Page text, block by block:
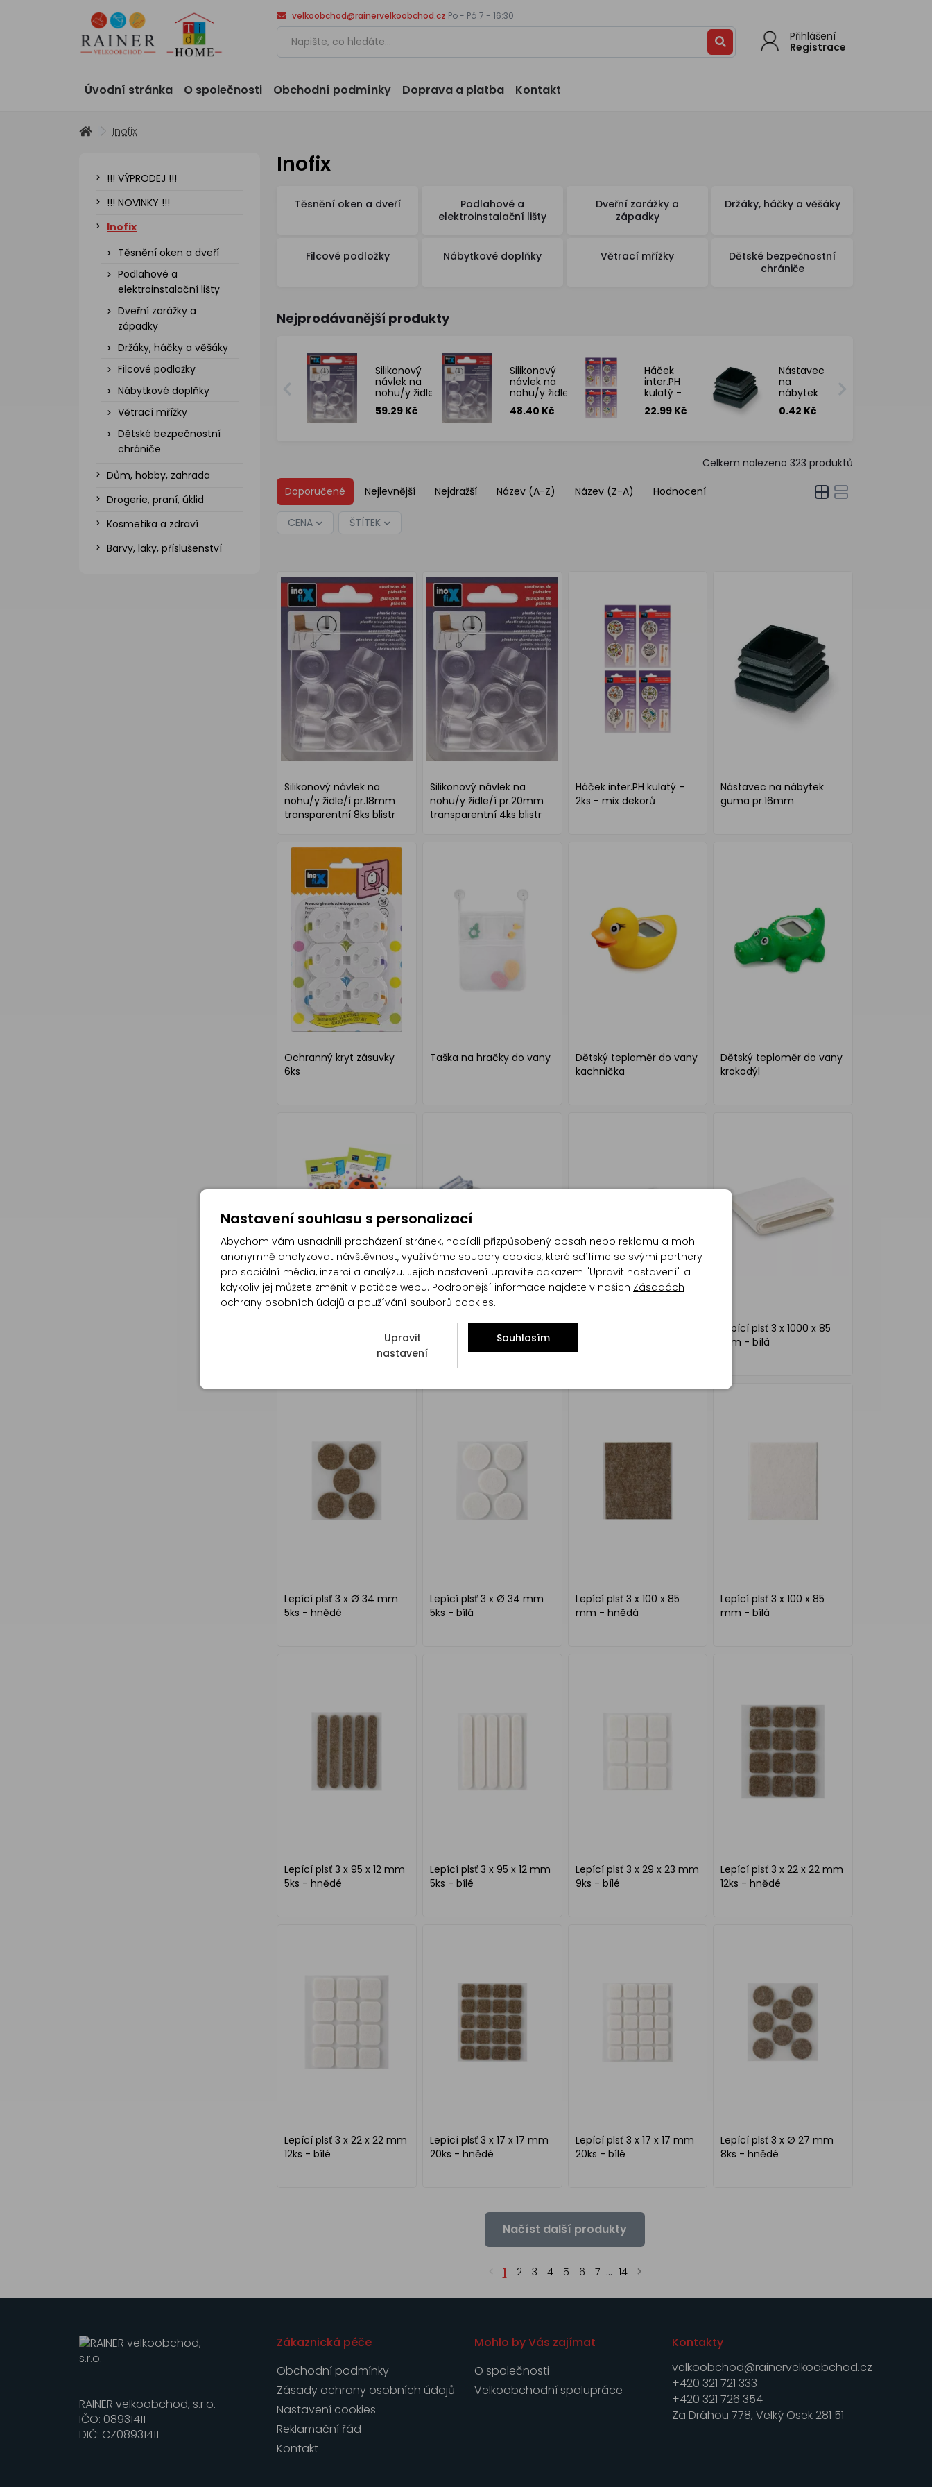
velkoobchod@rainervelkoobchod.cz Po - Pá 7 - 16:30
Přihlášení
Registrace
Úvodní stránka O společnosti Obchodní podmínky Doprava a platba Kontakt
Inofix
!!! VÝPRODEJ !!!
!!! NOVINKY !!!
Inofix
Těsnění oken a dveří
Podlahové a
elektroinstalační lišty
Dveřní zarážky a
západky
Držáky, háčky a věšáky
Filcové podložky
Nábytkové doplňky
Větrací mřížky
Dětské bezpečnostní
chrániče
Dům, hobby, zahrada
Drogerie, praní, úklid
Kosmetika a zdraví
Barvy, laky, příslušenství
Inofix
Těsnění oken a dveří
Podlahové a
elektroinstalační lišty
Dveřní zarážky a
západky
Držáky, háčky a věšáky
Filcové podložky Nábytkové doplňky Větrací mřížky
Dětské bezpečnostní
chrániče
Nejprodávanější produkty
Silikonový
návlek na
nohu/y židle/í
pr.18mm
transparentní
59.29 Kč
Silikonový
návlek na
nohu/y židle/í
pr.20mm
transparentní
48.40 Kč
Háček
inter.PH
kulatý -
2ks - mix
dekorů
22.99 Kč
Nástavec
na
nábytek
guma
pr.16mm
0.42 Kč
Celkem nalezeno 323 produktů
Doporučené Nejlevnější Nejdražší Název (A-Z) Název (Z-A) Hodnocení
CENA ŠTÍTEK
Silikonový návlek na
nohu/y židle/í pr.18mm
transparentní 8ks blistr
Silikonový návlek na
nohu/y židle/í pr.20mm
transparentní 4ks blistr
Háček inter.PH kulatý -
2ks - mix dekorů
Nástavec na nábytek
guma pr.16mm
Ochranný kryt zásuvky
6ks
Taška na hračky do vany
Dětský teploměr do vany
kachnička
Dětský teploměr do vany
krokodýl
Lepící plsť 3 x 1000 x 85
mm - bílá
Lepící plsť 3 x Ø 34 mm
5ks - hnědé
Lepící plsť 3 x Ø 34 mm
5ks - bílá
Lepící plsť 3 x 100 x 85
mm - hnědá
Lepící plsť 3 x 100 x 85
mm - bílá
Lepící plsť 3 x 95 x 12 mm
5ks - hnědé
Lepící plsť 3 x 95 x 12 mm
5ks - bílé
Lepící plsť 3 x 29 x 23 mm
9ks - bílé
Lepící plsť 3 x 22 x 22 mm
12ks - hnědé
Lepící plsť 3 x 22 x 22 mm
12ks - bílé
Lepící plsť 3 x 17 x 17 mm
20ks - hnědé
Lepící plsť 3 x 17 x 17 mm
20ks - bílé
Lepící plsť 3 x Ø 27 mm
8ks - hnědé
Načíst další produkty
1 2 3 4 5 6 7 ... 14
RAINER velkoobchod, s.r.o.
IČO: 08931411
DIČ: CZ08931411
Zákaznická péče
Obchodní podmínky
Zásady ochrany osobních údajů
Nastavení cookies
Reklamační řád
Kontakt
Mohlo by Vás zajímat
O společnosti
Velkoobchodní spolupráce
Kontakty
velkoobchod@rainervelkoobchod.cz
+420 321 721 333
+420 321 726 354
Za Dráhou 778, Velký Osek 281 51
Nastavení souhlasu s personalizací
Abychom vám usnadnili procházení stránek, nabídli přizpůsobený obsah nebo reklamu a mohli
anonymně analyzovat návštěvnost, využíváme soubory cookies, které sdílíme se svými partnery
pro sociální média, inzerci a analýzu. Jejich nastavení upravíte odkazem "Upravit nastavení" a
kdykoliv jej můžete změnit v patičce webu. Podrobnější informace najdete v našich Zásadách
ochrany osobních údajů a používání souborů cookies.
Upravit
nastavení
Souhlasím